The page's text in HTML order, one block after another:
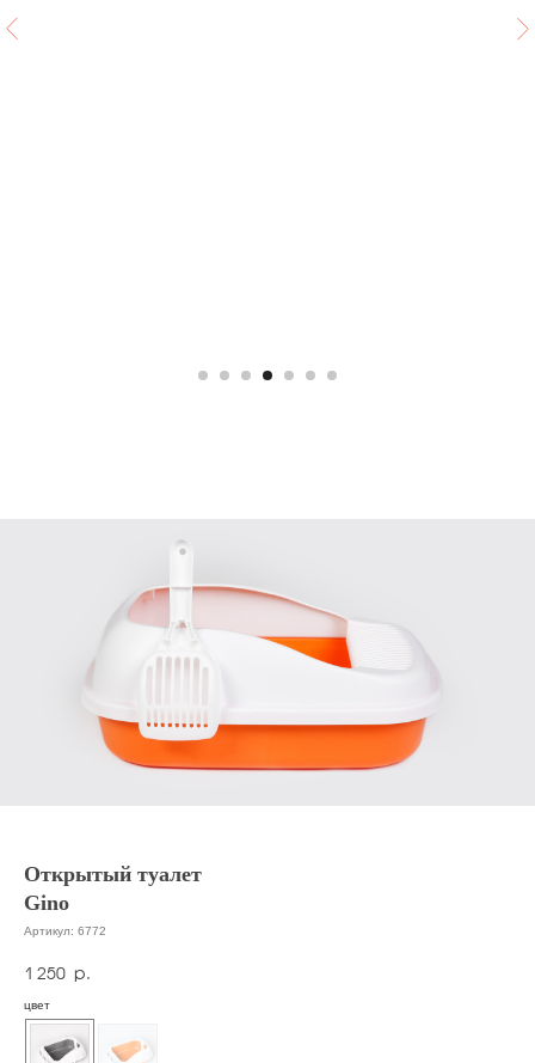
Открытый туалет
Gino
Артикул: 6772
1 250 р.
цвет